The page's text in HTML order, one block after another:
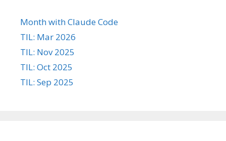
Month with Claude Code
TIL: Mar 2026
TIL: Nov 2025
TIL: Oct 2025
TIL: Sep 2025